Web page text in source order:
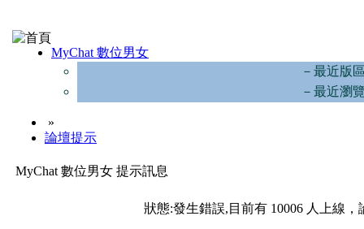
MyChat 數位男女
－最近版
－最近瀏
»
論壇提示
MyChat 數位男女 提示訊息
狀態:發生錯誤,目前有 10006 人上線